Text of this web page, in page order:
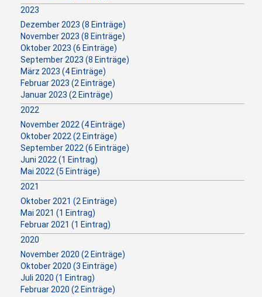
2023
Dezember 2023 (8 Einträge)
November 2023 (8 Einträge)
Oktober 2023 (6 Einträge)
September 2023 (8 Einträge)
März 2023 (4 Einträge)
Februar 2023 (2 Einträge)
Januar 2023 (2 Einträge)
2022
November 2022 (4 Einträge)
Oktober 2022 (2 Einträge)
September 2022 (6 Einträge)
Juni 2022 (1 Eintrag)
Mai 2022 (5 Einträge)
2021
Oktober 2021 (2 Einträge)
Mai 2021 (1 Eintrag)
Februar 2021 (1 Eintrag)
2020
November 2020 (2 Einträge)
Oktober 2020 (3 Einträge)
Juli 2020 (1 Eintrag)
Februar 2020 (2 Einträge)